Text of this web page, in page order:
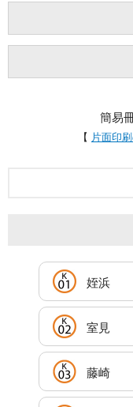
簡易
【 片面印
姪浜
室見
藤崎